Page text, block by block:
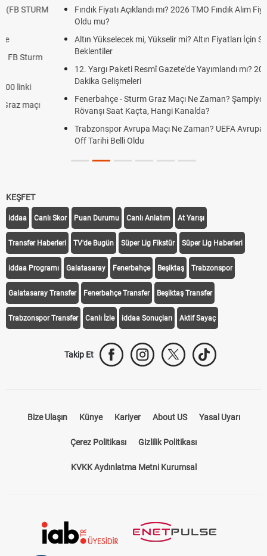
Fındık Fiyatı Açıklandı mı? 2026 TMO Fındık Alım Fiyatları Belli
Altın Yükselecek mi, Yükselir mi? Altın Fiyatları İçin Son
12. Yargı Paketi Resmî Gazete'de Yayımlandı mı? 2026 Son
Dakika Gelişmeleri
Fenerbahçe - Sturm Graz Maçı Ne Zaman? Şampiyonlar Ligi
Rövanşı Saat Kaçta, Hangi Kanalda?
Trabzonspor Avrupa Maçı Ne Zaman? UEFA Avrupa Ligi Play-
Off Tarihi Belli Oldu
KEŞFET
iddaa Canlı Skor Puan Durumu Canlı Anlatım At Yarışı
Transfer Haberleri TV'de Bugün Süper Lig Fikstür Süper Lig Haberleri
iddaa Programı Galatasaray Fenerbahçe Beşiktaş Trabzonspor
Galatasaray Transfer Fenerbahçe Transfer Beşiktaş Transfer
Trabzonspor Transfer Canlı İzle iddaa Sonuçları Aktif Sayaç
Takip Et
Bize Ulaşın Künye Kariyer About US Yasal Uyarı
Çerez Politikası Gizlilik Politikası
KVKK Aydınlatma Metni Kurumsal